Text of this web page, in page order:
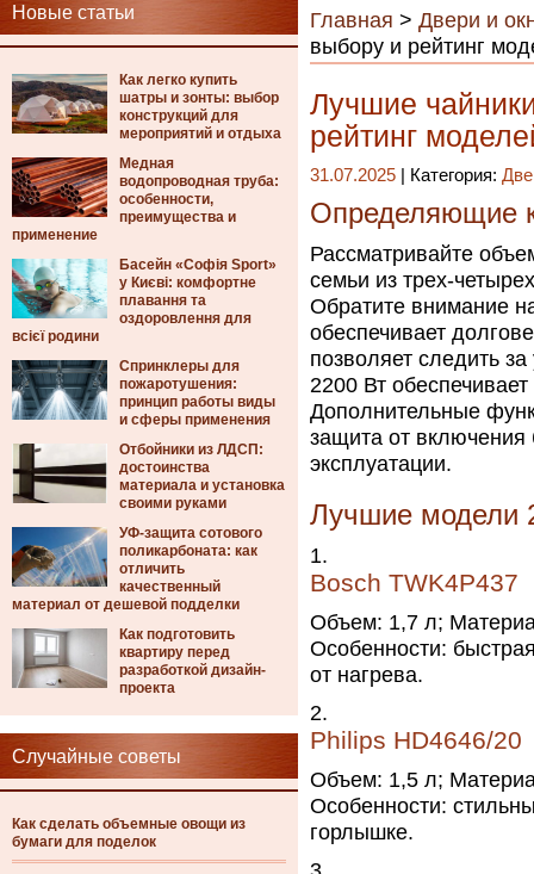
Новые статьи
Как легко купить
шатры и зонты: выбор
конструкций для
мероприятий и отдыха
Медная
водопроводная труба:
особенности,
преимущества и
применение
Басейн «Софія Sport»
у Києві: комфортне
плавання та
оздоровлення для
всієї родини
Спринклеры для
пожаротушения:
принцип работы виды
и сферы применения
Отбойники из ЛДСП:
достоинства
материала и установка
своими руками
УФ-защита сотового
поликарбоната: как
отличить
качественный
материал от дешевой подделки
Как подготовить
квартиру перед
разработкой дизайн-
проекта
Случайные советы
Как сделать объемные овощи из
бумаги для поделок
Главная > Двери и
выбору и рейтинг
Лучшие
рейтинг
31.07.2025 | Категория:
Определяющие
Рассматривайте
семьи из трех-
Обратите внимание
обеспечивает
позволяет следить
2200 Вт
Дополнительные
защита от
эксплуатации.
Лучшие модели
Bosch TWK4P437
Объем: 1,7 л;
Особенности:
от нагрева.
Philips HD4646/20
Объем: 1,5 л;
Особенности:
горлышке.